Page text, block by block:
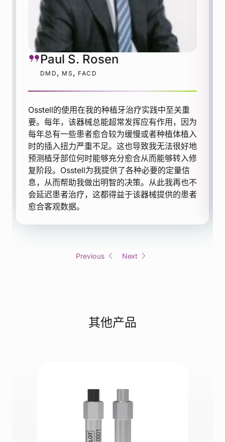
Paul S. Rosen
DMD , MS , FACD
Osstell的使用在我的种植牙治疗实践中至关重
要。每年，该器械总能超常发挥应有作用，因为
每年总有一些患者愈合较为缓慢或者种植体植入
时的插入扭力严重不足。这也导致我无法很好地
预测植牙部位何时能够充分愈合从而能够转入修
复阶段。Osstell为我提供了各种必要的定量信
息，从而帮助我做出明智的决策。从此我再也不
会延迟患者治疗，这都得益于该器械提供的患者
愈合客观数据。
Previous Next
其他产品